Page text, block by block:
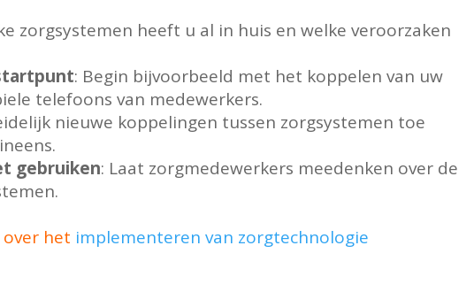
zorgsystemen heeft u al in huis en welke veroorzaken
: Begin bijvoorbeeld met het koppelen van uw
telefoons van medewerkers.
nieuwe koppelingen tussen zorgsystemen toe
gebruiken: Laat zorgmedewerkers meedenken over de
het implementeren van zorgtechnologie